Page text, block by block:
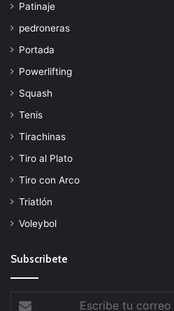
Patinaje
pedroneras
Portada
Powerlifting
Squash
Tenis
Tirachinas
Tiro al Plato
Tiro con Arco
Triatlón
Voleybol
Subscribete